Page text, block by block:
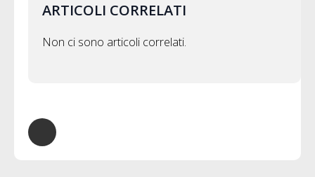
ARTICOLI CORRELATI
Non ci sono articoli correlati.